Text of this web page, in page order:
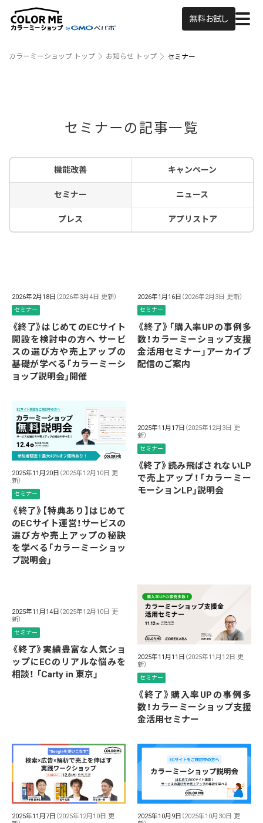
無料お試し
カラーミーショップ トップ お知らせ トップ セミナー
セミナーの記事一覧
機能改善 キャンペーン
セミナー ニュース
プレス アプリストア
2026年2月18日 （2026年3月4日 更新）
セミナー
《終了》はじめてのECサイト
開設を検討中の方へ サービ
スの選び方や売上アップの
基礎が学べる「カラーミーシ
ョップ説明会」開催
2026年1月16日 （2026年2月3日 更新）
セミナー
《終了》「購入率UPの事例多
数！カラーミーショップ支援
金活用セミナー」アーカイブ
配信のご案内
2025年11月20日 （2025年12月10日 更
新）
セミナー
《終了》【特典あり】はじめて
のECサイト運営！サービスの
選び方や売上アップの秘訣
を学べる「カラーミーショッ
プ説明会」
2025年11月17日 （2025年12月3日 更
新）
セミナー
《終了》読み飛ばされないLP
で売上アップ！「カラーミー
モーションLP」説明会
2025年11月14日 （2025年12月10日 更
新）
セミナー
《終了》実績豊富な人気ショ
ップにECのリアルな悩みを
相談！ 「Carty in 東京」
2025年11月11日 （2025年11月12日 更
新）
セミナー
《終了》購入率UPの事例多
数！カラーミーショップ支援
金活用セミナー
2025年11月7日 （2025年12月10日 更
2025年10月9日 （2025年10月30日 更